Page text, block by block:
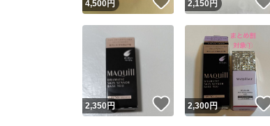
4,500円 2,150円
2,350円 いいね！
2,300円